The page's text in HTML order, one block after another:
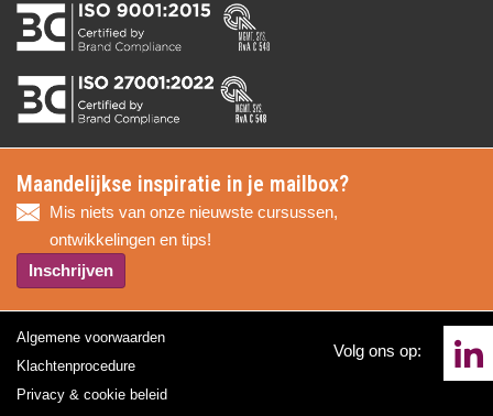
Maandelijkse inspiratie in je mailbox?
Mis niets van onze nieuwste cursussen,
ontwikkelingen en tips!
Inschrijven
Algemene voorwaarden
Klachtenprocedure
Privacy & cookie beleid
Volg ons op: